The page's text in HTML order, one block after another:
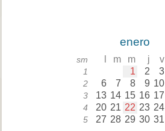
enero
sm m m j v
1 1 2 3
2 6 7 8 9 10
3 13 14 15 16 17
4 20 21 22 23 24
5 27 28 29 30 31